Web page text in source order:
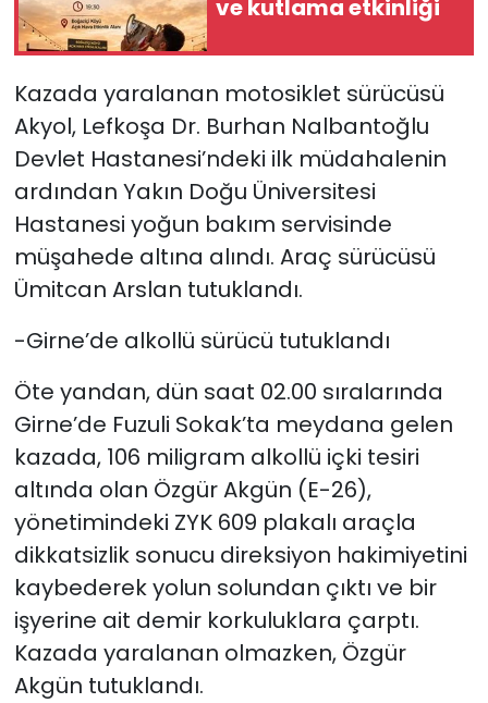
ve kutlama etkinliği
Kazada yaralanan motosiklet sürücüsü
Akyol, Lefkoşa Dr. Burhan Nalbantoğlu
Devlet Hastanesi’ndeki ilk müdahalenin
ardından Yakın Doğu Üniversitesi
Hastanesi yoğun bakım servisinde
müşahede altına alındı. Araç sürücüsü
Ümitcan Arslan tutuklandı.
-Girne’de alkollü sürücü tutuklandı
Öte yandan, dün saat 02.00 sıralarında
Girne’de Fuzuli Sokak’ta meydana gelen
kazada, 106 miligram alkollü içki tesiri
altında olan Özgür Akgün (E-26),
yönetimindeki ZYK 609 plakalı araçla
dikkatsizlik sonucu direksiyon hakimiyetini
kaybederek yolun solundan çıktı ve bir
işyerine ait demir korkuluklara çarptı.
Kazada yaralanan olmazken, Özgür
Akgün tutuklandı.